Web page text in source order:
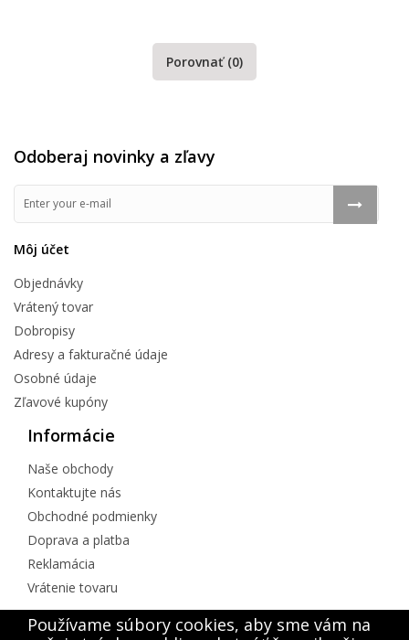
Porovnať (0)
Odoberaj novinky a zľavy
Môj účet
Objednávky
Vrátený tovar
Dobropisy
Adresy a fakturačné údaje
Osobné údaje
Zľavové kupóny
Informácie
Naše obchody
Kontaktujte nás
Obchodné podmienky
Doprava a platba
Reklamácia
Vrátenie tovaru
Kontakt
Používame súbory cookies, aby sme vám na